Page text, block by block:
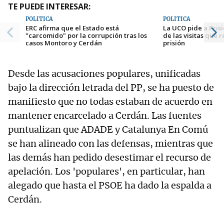
TE PUEDE INTERESAR:
POLÍTICA
ERC afirma que el Estado está
"carcomido" por la corrupción tras los
casos Montoro y Cerdán
POLÍTICA
La UCO pide a
de las visitas que
prisión
Desde las acusaciones populares, unificadas
bajo la dirección letrada del PP, se ha puesto de
manifiesto que no todas estaban de acuerdo en
mantener encarcelado a Cerdán. Las fuentes
puntualizan que ADADE y Catalunya En Comú
se han alineado con las defensas, mientras que
las demás han pedido desestimar el recurso de
apelación. Los 'populares', en particular, han
alegado que hasta el PSOE ha dado la espalda a
Cerdán.